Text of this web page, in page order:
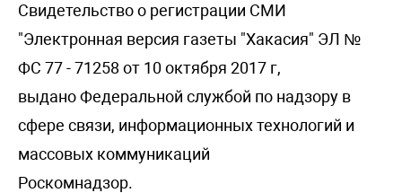
Свидетельство о регистрации СМИ
"Электронная версия газеты "Хакасия" ЭЛ №
ФС 77 - 71258 от 10 октября 2017 г,
выдано Федеральной службой по надзору в
сфере связи, информационных технологий и
массовых коммуникаций
Роскомнадзор.